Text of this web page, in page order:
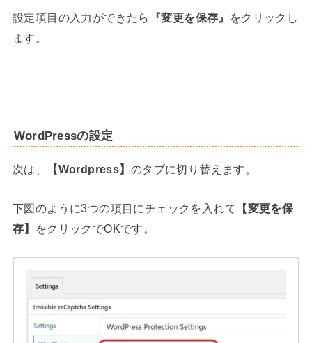
設定項目の入力ができたら 『変更を保存』
をクリックし
ます。
WordPressの設定
次は、 【Wordpress】 のタブに切り替えます。
下図のように3つの項目にチェックを入れて
【変更を保
存】
をクリックでOKです。